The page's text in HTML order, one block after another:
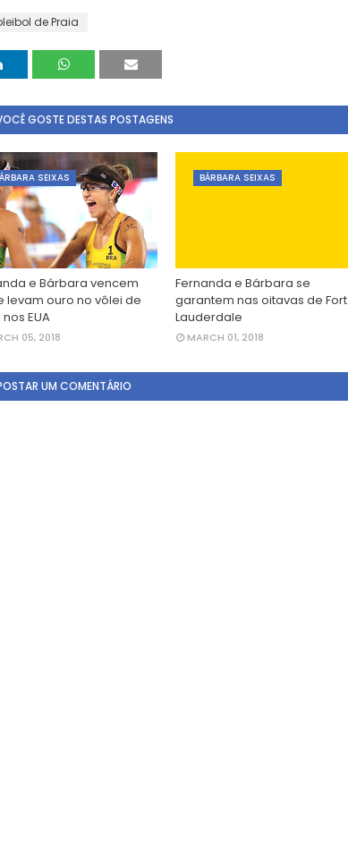
de Praia
GOSTE DESTAS POSTAGENS
SEIXAS
e Bárbara vencem
levam ouro no vôlei de
EUA
05, 2018
BÁRBARA SEIXAS
Fernanda e Bárbara se
garantem nas oitavas de Fort
Lauderdale
MARCH 01, 2018
UM COMENTÁRIO